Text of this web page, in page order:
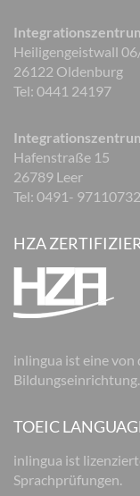
Heiligengeistwall
26122 Oldenburg
Tel: 0441 24197
Hafenstraße 15
26789 Leer
Tel: 0491- 97110732
HZA
inlingua ist eine
Bildungseinrichtung.
TOEIC
inlingua ist
Sprachprüfungen.